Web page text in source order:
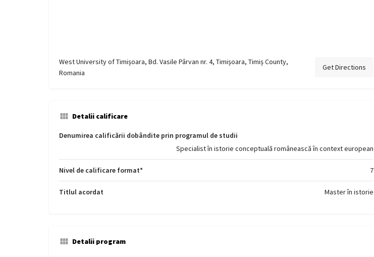
West University of Timișoara, Bd. Vasile Pârvan nr. 4, Timișoara, Timiș County,
Romania
Get Directions
Detalii calificare
Denumirea calificării dobândite prin programul de studii
Specialist în istorie conceptuală românească în context european
Nivel de calificare format* 7
Titlul acordat Master în istorie
Detalii program